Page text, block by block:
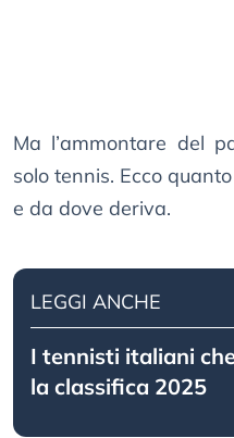
Ma l’ammontare del
solo tennis. Ecco
e da dove deriva.
LEGGI ANCHE
I tennisti italiani
la classifica 2025